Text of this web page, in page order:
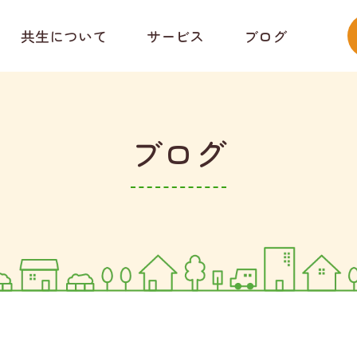
共生について サービス ブログ
ブログ